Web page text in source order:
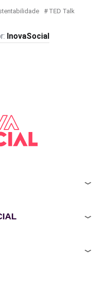
TED Talk
InovaSocial